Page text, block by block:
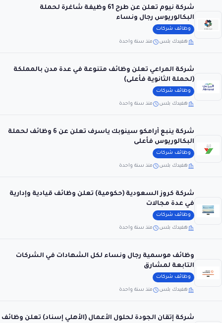
شركة نيوم تعلن عن طرح 61 وظيفة شاغرة لحملة
البكالوريوس رجال ونساء
وظائف شركات
هفيدك بلس منذ سنة واحدة
شركة المراعي تعلن وظائف متنوعة في عدة مدن بالمملكة
(لحملة الثانوية فأعلى)
وظائف شركات
هفيدك بلس منذ سنة واحدة
شركة ينبع أرامكو سينوبك ياسرف تعلن عن 6 وظائف لحملة
البكالوريوس فأعلى
وظائف شركات
هفيدك بلس منذ سنة واحدة
شركة كروز السعودية (حكومية) تعلن وظائف قيادية وإدارية
في عدة مجالات
وظائف شركات
هفيدك بلس منذ سنة واحدة
وظائف موسمية رجال ونساء لكل الشهادات في الشركات
التابعة لمشارق
وظائف شركات
هفيدك بلس منذ سنة واحدة
شركة إتقان الجودة لحلول الأعمال (الأهلي إسناد) تعلن وظائف